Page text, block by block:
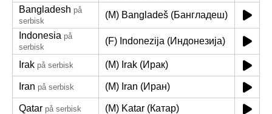
Bangladesh på
serbisk
(M) Bangladeš (Бангладеш)
Indonesia på
serbisk
(F) Indonezija (Индонезија)
Irak på serbisk (M) Irak (Ирак)
Iran på serbisk (M) Iran (Иран)
Qatar på serbisk
(M) Katar (Катар)